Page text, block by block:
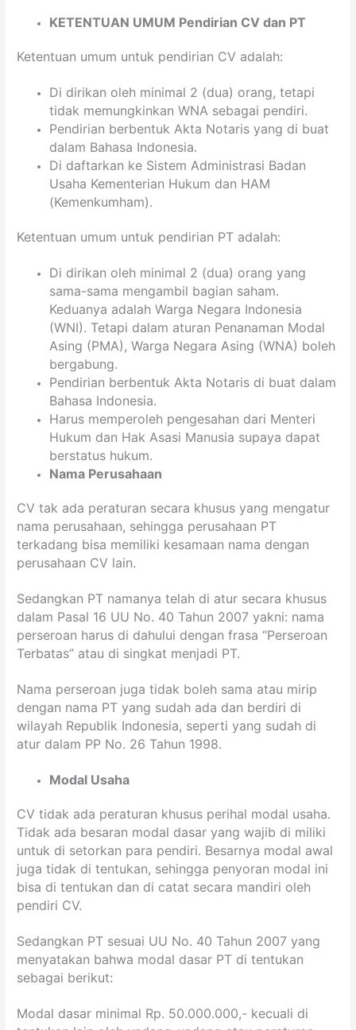
KETENTUAN UMUM Pendirian CV dan PT
Ketentuan umum untuk pendirian CV adalah:
Di dirikan oleh minimal 2 (dua) orang, tetapi
tidak memungkinkan WNA sebagai pendiri.
Pendirian berbentuk Akta Notaris yang di buat
dalam Bahasa Indonesia.
Di daftarkan ke Sistem Administrasi Badan
Usaha Kementerian Hukum dan HAM
(Kemenkumham).
Ketentuan umum untuk pendirian PT adalah:
Di dirikan oleh minimal 2 (dua) orang yang
sama-sama mengambil bagian saham.
Keduanya adalah Warga Negara Indonesia
(WNI). Tetapi dalam aturan Penanaman Modal
Asing (PMA), Warga Negara Asing (WNA) boleh
bergabung.
Pendirian berbentuk Akta Notaris di buat dalam
Bahasa Indonesia.
Harus memperoleh pengesahan dari Menteri
Hukum dan Hak Asasi Manusia supaya dapat
berstatus hukum.
Nama Perusahaan
CV tak ada peraturan secara khusus yang mengatur
nama perusahaan, sehingga perusahaan PT
terkadang bisa memiliki kesamaan nama dengan
perusahaan CV lain.
Sedangkan PT namanya telah di atur secara khusus
dalam Pasal 16 UU No. 40 Tahun 2007 yakni: nama
perseroan harus di dahului dengan frasa “Perseroan
Terbatas” atau di singkat menjadi PT.
Nama perseroan juga tidak boleh sama atau mirip
dengan nama PT yang sudah ada dan berdiri di
wilayah Republik Indonesia, seperti yang sudah di
atur dalam PP No. 26 Tahun 1998.
Modal Usaha
CV tidak ada peraturan khusus perihal modal usaha.
Tidak ada besaran modal dasar yang wajib di miliki
untuk di setorkan para pendiri. Besarnya modal awal
juga tidak di tentukan, sehingga penyoran modal ini
bisa di tentukan dan di catat secara mandiri oleh
pendiri CV.
Sedangkan PT sesuai UU No. 40 Tahun 2007 yang
menyatakan bahwa modal dasar PT di tentukan
sebagai berikut:
Modal dasar minimal Rp. 50.000.000,- kecuali di